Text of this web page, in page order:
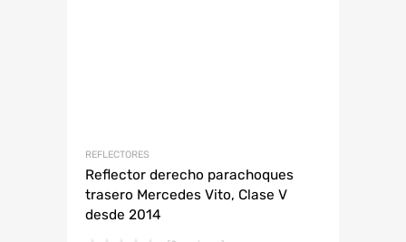
REFLECTORES
Reflector derecho parachoques
trasero Mercedes Vito, Clase V
desde 2014